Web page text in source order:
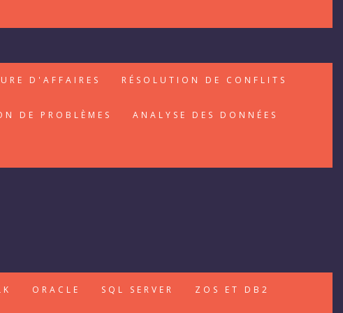
D'AFFAIRES RÉSOLUTION DE CONFLITS
DE PROBLÈMES ANALYSE DES DONNÉES
ORACLE SQL SERVER ZOS ET DB2